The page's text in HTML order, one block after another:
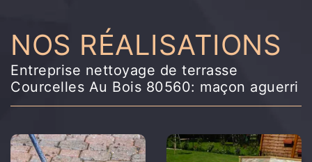
NOS RÉALISATIONS
Entreprise nettoyage de terrasse
Courcelles Au Bois 80560: maçon aguerri